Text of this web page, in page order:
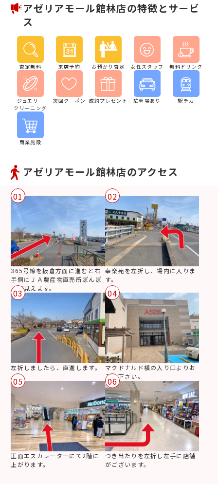
アゼリアモール館林店の特徴とサービ
ス
査定無料 来店予約 お預かり査定 女性スタッフ 無料ドリンク
ジュエリー
クリーニング
次回クーポン 成約プレゼント 駐車場あり 駅チカ
商業施設
アゼリアモール館林店のアクセス
01
365号線を板倉方面に進むと右
手側にＪＡ農産物直売所ぽんぽ
こが見えます。
02
幸楽苑を左折し、場内に入りま
す。
03
左折しましたら、直進します。
04
マクドナルド横の入り口よりお
入り下さい。
05
正面エスカレーターにて2階に
上がります。
06
つき当たりを左折し左手に店舗
がございます。